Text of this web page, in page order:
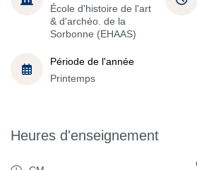
École d'histoire de l'art
& d'archéo. de la
Sorbonne (EHAAS)
Période de l'année
Printemps
Heures d'enseignement